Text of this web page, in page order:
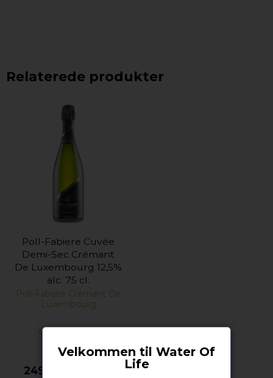
Relaterede produkter
Poll-Fabiere Cuvée
Demi-Sec Crémant
De Luxembourg 12,5%
alc. 75 cl.
Poll-Fabaire Crémant De
Luxembourg
249,00 DKK
Velkommen til Water Of
Life